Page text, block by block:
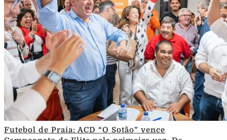
Futebol de Praia: ACD “O Sotão” vence